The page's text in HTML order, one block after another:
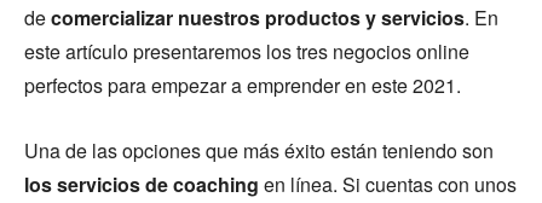
decomercializar nuestros productos y servicios. En
este artículo presentaremos los tres negocios online
perfectos para empezar a emprender en este 2021.
Una de las opciones que más éxito están teniendo son
los servicios de coaching en línea. Si cuentas con unos